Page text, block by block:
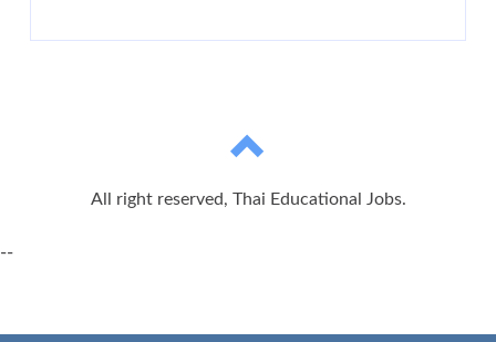
All right reserved, Thai Educational Jobs.
--